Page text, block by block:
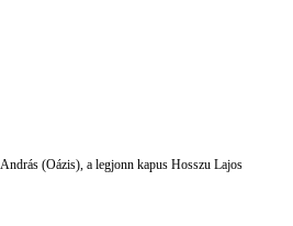
(Oázis), a legjonn kapus Hosszu Lajos